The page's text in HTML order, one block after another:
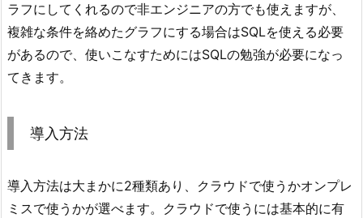
ラフにしてくれるので非エンジニアの方でも使えますが、
複雑な条件を絡めたグラフにする場合はSQLを使える必要
があるので、使いこなすためにはSQLの勉強が必要になっ
てきます。
導入方法
導入方法は大まかに2種類あり、クラウドで使うかオンプレ
ミスで使うかが選べます。クラウドで使うには基本的に有